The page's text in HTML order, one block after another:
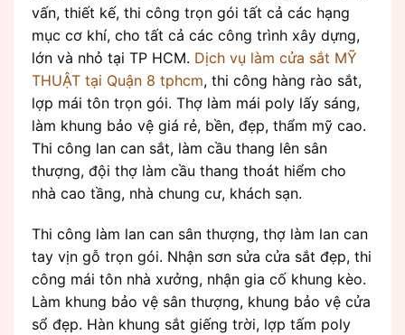
vấn, thiết kế, thi công trọn gói tất cả các hạng
mục cơ khí, cho tất cả các công trình xây dựng,
lớn và nhỏ tại TP HCM. Dịch vụ làm cửa sắt MỸ
THUẬT tại Quận 8 tphcm, thi công hàng rào sắt,
lợp mái tôn trọn gói. Thợ làm mái poly lấy sáng,
làm khung bảo vệ giá rẻ, bền, đẹp, thẩm mỹ cao.
Thi công lan can sắt, làm cầu thang lên sân
thượng, đội thợ làm cầu thang thoát hiểm cho
nhà cao tầng, nhà chung cư, khách sạn.
Thi công làm lan can sân thượng, thợ làm lan can
tay vịn gỗ trọn gói. Nhận sơn sửa cửa sắt đẹp, thi
công mái tôn nhà xưởng, nhận gia cố khung kèo.
Làm khung bảo vệ sân thượng, khung bảo vệ cửa
sổ đẹp. Hàn khung sắt giếng trời, lợp tấm poly